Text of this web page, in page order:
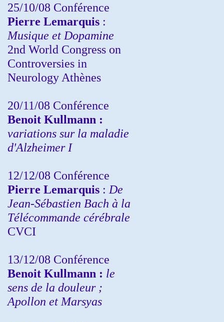
25/10/08 Conférence
Pierre Lemarquis :
Musique et Dopamine
2nd World Congress on
Controversies in
Neurology Athènes
20/11/08 Conférence
Benoit Kullmann :
variations sur la maladie
d'Alzheimer I
12/12/08 Conférence
Pierre Lemarquis : De
Jean-Sébastien Bach à la
Télécommande cérébrale
CVCI
13/12/08 Conférence
Benoit Kullmann : le
sens de la douleur ;
Apollon et Marsyas